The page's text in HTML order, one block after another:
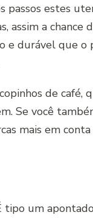
estes
assim a
e durável que o
de café,
Se você
mais em
tipo um